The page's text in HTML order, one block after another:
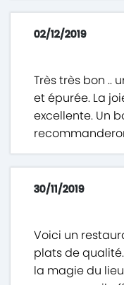
02/12/2019
Très très bon ..
et épurée. La
excellente. Un
30/11/2019
Voici un
plats de
la magie du